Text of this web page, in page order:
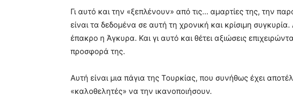
Γι αυτό και την «ξεπλένουν» από τις… αμαρτίες της, την
είναι τα δεδομένα σε αυτή τη χρονική και κρίσιμη
έπακρο η Άγκυρα. Και γι αυτό και θέτει αξιώσεις
προσφορά της.
Αυτή είναι μια πάγια της Τουρκίας, που συνήθως έχει
«καλοθελητές» να την ικανοποιήσουν.